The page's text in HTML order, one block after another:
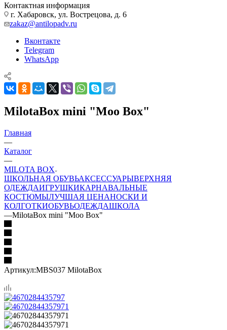
Контактная информация
г. Хабаровск, ул. Вострецова, д. 6
zakaz@antilopadv.ru
Вконтакте
Telegram
WhatsApp
MilotaBox mini "Moo Box"
Главная
—
Каталог
—
MILOTA BOX
ШКОЛЬНАЯ ОБУВЬАКСЕССУАРЫВЕРХНЯЯ
ОДЕЖДАИГРУШКИКАРНАВАЛЬНЫЕ
КОСТЮМЫЛУЧШАЯ ЦЕНАНОСКИ И
КОЛГОТКИОБУВЬОДЕЖДАШКОЛА
—MilotaBox mini "Moo Box"
Артикул:MBS037 MilotaBox